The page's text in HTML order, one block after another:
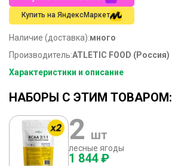
Купить на ЯндексМаркет
Наличие (доставка):много
Производитель:ATLETIC FOOD (Россия)
Характеристики и описание
НАБОРЫ С ЭТИМ ТОВАРОМ:
2 шт
лесные ягоды
1 844 ₽